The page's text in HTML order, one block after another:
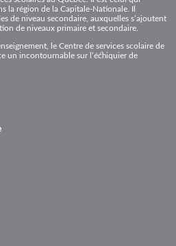
la région de la Capitale-Nationale. Il
de niveau secondaire, auxquelles s’ajoutent
de niveaux primaire et secondaire.
le Centre de services scolaire de
un incontournable sur l’échiquier de